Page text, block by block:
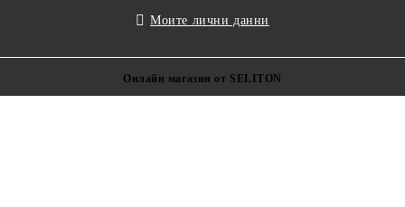
Моите лични данни
Онлайн магазин от SELITON